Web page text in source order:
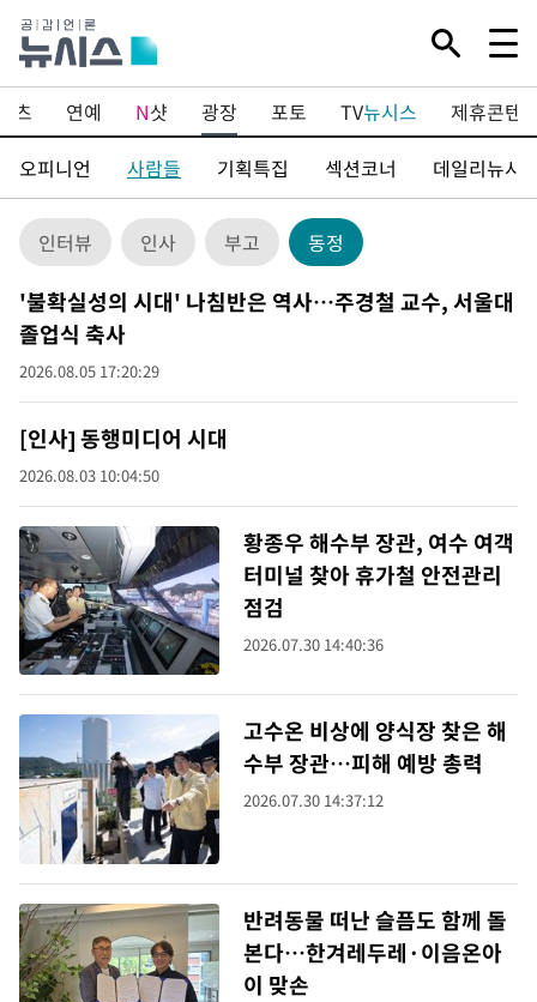
츠 연예 N샷 광장 포토 TV뉴시스
제휴콘텐
오피니언
사람들 기획특집 섹션코너 데일리뉴시
인터뷰 인사 부고 동정
'불확실성의 시대' 나침반은 역사…주경철 교수, 서울대
졸업식 축사
2026.08.05 17:20:29
[인사] 동행미디어 시대
2026.08.03 10:04:50
황종우 해수부 장관, 여수 여객
터미널 찾아 휴가철 안전관리
점검
2026.07.30 14:40:36
고수온 비상에 양식장 찾은 해
수부 장관…피해 예방 총력
2026.07.30 14:37:12
반려동물 떠난 슬픔도 함께 돌
본다…한겨레두레·이음온아
이 맞손